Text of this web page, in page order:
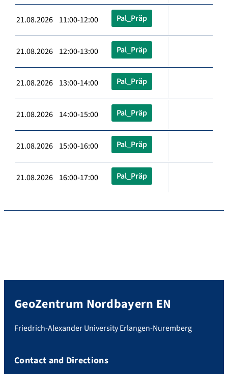
21.08.2026 11:00-12:00 Pal_Präp
21.08.2026 12:00-13:00 Pal_Präp
21.08.2026 13:00-14:00 Pal_Präp
21.08.2026 14:00-15:00 Pal_Präp
21.08.2026 15:00-16:00 Pal_Präp
21.08.2026 16:00-17:00 Pal_Präp
GeoZentrum Nordbayern EN
Friedrich-Alexander University Erlangen-Nuremberg
Contact and Directions